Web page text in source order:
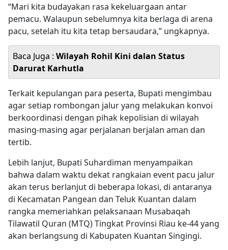
“Mari kita budayakan rasa kekeluargaan antar
pemacu. Walaupun sebelumnya kita berlaga di arena
pacu, setelah itu kita tetap bersaudara,” ungkapnya.
Baca Juga : Wilayah Rohil Kini dalan Status
Darurat Karhutla
Terkait kepulangan para peserta, Bupati mengimbau
agar setiap rombongan jalur yang melakukan konvoi
berkoordinasi dengan pihak kepolisian di wilayah
masing-masing agar perjalanan berjalan aman dan
tertib.
Lebih lanjut, Bupati Suhardiman menyampaikan
bahwa dalam waktu dekat rangkaian event pacu jalur
akan terus berlanjut di beberapa lokasi, di antaranya
di Kecamatan Pangean dan Teluk Kuantan dalam
rangka memeriahkan pelaksanaan Musabaqah
Tilawatil Quran (MTQ) Tingkat Provinsi Riau ke-44 yang
akan berlangsung di Kabupaten Kuantan Singingi.